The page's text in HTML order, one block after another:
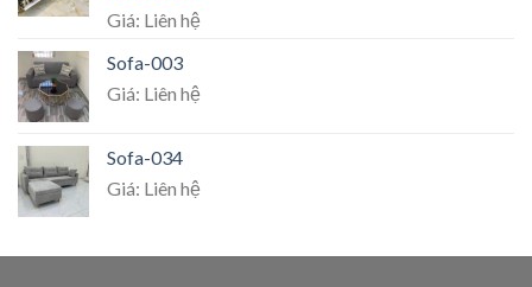
Rated5.00
Giá: Liên hệ
Sofa-003
Giá: Liên hệ
Sofa-034
Giá: Liên hệ